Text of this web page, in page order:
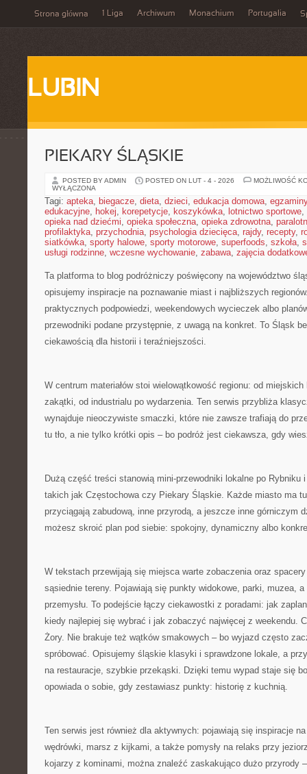
Strona główna 1 Liga Archiwum Monachium Portugalia
LUBIN
PIEKARY ŚLĄSKIE
POSTED BY ADMIN POSTED ON LUT - 4 - 2026
MOŻLIWOŚĆ
WYŁĄCZONA
Tagi: apteka, biegacze, dieta, dzieci, edukacja domowa, egzaminy
edukacyjne, hokej, korepetycje, koszykówka, lotnictwo sportowe,
opieka nad dziećmi, opieka społeczna, opieka zdrowotna,
profilaktyka, przychodnia, psychologia dziecięca, rajdy, recepty,
siatkówka, sporty halowe, sporty motorowe, superfoods, szkoła,
usługi rodzinne, wczesne wychowanie, zabawa, zajęcia
Ta platforma to blog podróżniczy poświęcony na województwo
opisujemy inspiracje na poznawanie miast i najbliższych
praktycznych podpowiedzi, weekendowych wycieczek albo
przewodniki podane przystępnie, z uwagą na konkret. To Śląsk
ciekawością dla historii i teraźniejszości.
W centrum materiałów stoi wielowątkowość regionu: od miejskich
zakątki, od industrialu po wydarzenia. Ten serwis przybliża
wynajduje nieoczywiste smaczki, które nie zawsze trafiają do
tu tło, a nie tylko krótki opis – bo podróż jest ciekawsza, gdy
Dużą część treści stanowią mini-przewodniki lokalne po Rybniku
takich jak Częstochowa czy Piekary Śląskie. Każde miasto ma
przyciągają zabudową, inne przyrodą, a jeszcze inne górniczym
możesz skroić plan pod siebie: spokojny, dynamiczny albo
W tekstach przewijają się miejsca warte zobaczenia oraz
sąsiednie tereny. Pojawiają się punkty widokowe, parki, muzea,
przemysłu. To podejście łączy ciekawostki z poradami: jak
kiedy najlepiej się wybrać i jak zobaczyć najwięcej z weekendu.
Żory. Nie brakuje też wątków smakowych – bo wyjazd często
spróbować. Opisujemy śląskie klasyki i sprawdzone lokale, a
na restauracje, szybkie przekąski. Dzięki temu wypad staje się
opowiada o sobie, gdy zestawiasz punkty: historię z kuchnią.
Ten serwis jest również dla aktywnych: pojawiają się inspiracje
wędrówki, marsz z kijkami, a także pomysły na relaks przy
kojarzy z kominami, można znaleźć zaskakująco dużo przyrody